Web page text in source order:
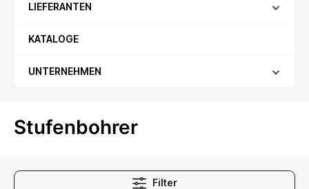
LIEFERANTEN
KATALOGE
UNTERNEHMEN
Stufenbohrer
Filter